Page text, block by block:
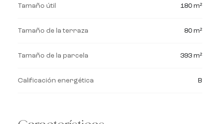
Tamaño útil 180 m²
Tamaño de la terraza 80 m²
Tamaño de la parcela 393 m²
Calificación energética B